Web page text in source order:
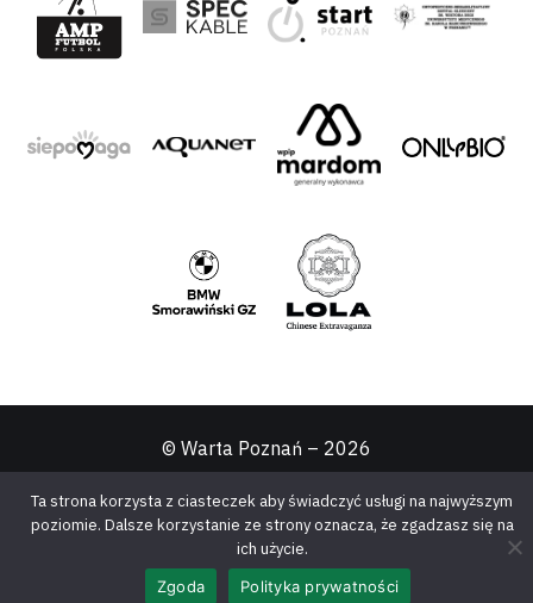
© Warta Poznań – 2026
Ta strona korzysta z ciasteczek aby świadczyć usługi na najwyższym
poziomie. Dalsze korzystanie ze strony oznacza, że zgadzasz się na
ich użycie.
Zgoda Polityka prywatności